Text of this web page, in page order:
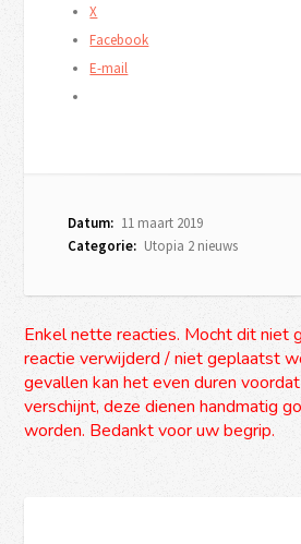
X
Facebook
E-mail
Datum: 11 maart 2019
Categorie: Utopia 2 nieuws
Enkel nette reacties. Mocht dit niet
reactie verwijderd / niet geplaatst
gevallen kan het even duren
verschijnt, deze dienen handmatig
worden. Bedankt voor uw begrip.